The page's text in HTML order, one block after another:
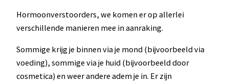
Hormoonverstoorders, we komen er op allerlei
verschillende manieren mee in aanraking.
Sommige krijg je binnen via je mond (bijvoorbeeld via
voeding), sommige via je huid (bijvoorbeeld door
cosmetica) en weer andere adem je in. Er zijn